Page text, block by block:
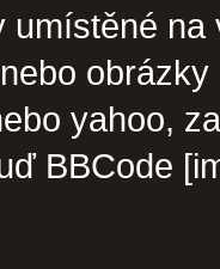
umístěné
yahoo,
BBCode